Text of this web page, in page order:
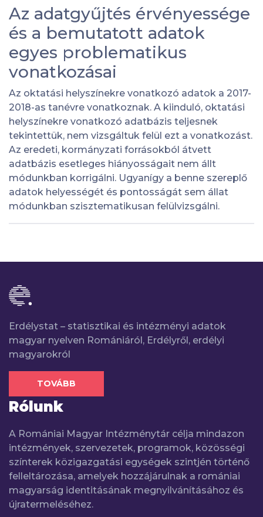
Az adatgyűjtés érvényessége
és a bemutatott adatok
egyes problematikus
vonatkozásai
Az oktatási helyszínekre vonatkozó adatok a 2017-
2018-as tanévre vonatkoznak. A kiinduló, oktatási
helyszínekre vonatkozó adatbázis teljesnek
tekintettük, nem vizsgáltuk felül ezt a vonatkozást.
Az eredeti, kormányzati forrásokból átvett
adatbázis esetleges hiányosságait nem állt
módunkban korrigálni. Ugyanígy a benne szereplő
adatok helyességét és pontosságát sem állat
módunkban szisztematikusan felülvizsgálni.
Erdélystat – statisztikai és intézményi adatok
magyar nyelven Romániáról, Erdélyről, erdélyi
magyarokról
TOVÁBB
Rólunk
A Romániai Magyar Intézménytár célja mindazon
intézmények, szervezetek, programok, közösségi
színterek közigazgatási egységek szintjén történő
felleltározása, amelyek hozzájárulnak a romániai
magyarság identitásának megnyilvánításához és
újratermeléséhez.